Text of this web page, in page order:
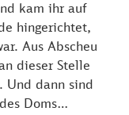
kam ihr auf
hingerichtet,
Aus Abscheu
dieser Stelle
Und dann sind
Doms…